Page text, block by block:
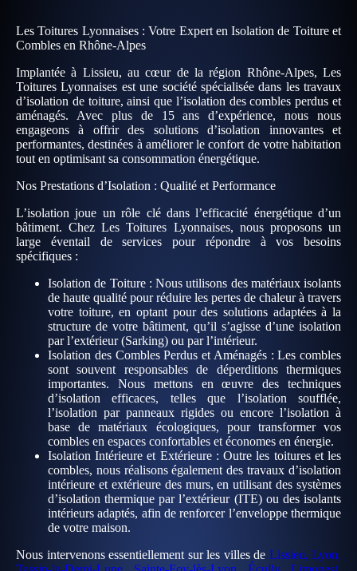
Les Toitures Lyonnaises : Votre Expert en Isolation de Toiture et
Combles en Rhône-Alpes
Implantée à Lissieu, au cœur de la région Rhône-Alpes, Les
Toitures Lyonnaises est une société spécialisée dans les travaux
d’isolation de toiture, ainsi que l’isolation des combles perdus et
aménagés. Avec plus de 15 ans d’expérience, nous nous
engageons à offrir des solutions d’isolation innovantes et
performantes, destinées à améliorer le confort de votre habitation
tout en optimisant sa consommation énergétique.
Nos Prestations d’Isolation : Qualité et Performance
L’isolation joue un rôle clé dans l’efficacité énergétique d’un
bâtiment. Chez Les Toitures Lyonnaises, nous proposons un
large éventail de services pour répondre à vos besoins
spécifiques :
Isolation de Toiture: Nous utilisons des matériaux isolants
de haute qualité pour réduire les pertes de chaleur à travers
votre toiture, en optant pour des solutions adaptées à la
structure de votre bâtiment, qu’il s’agisse d’une isolation
par l’extérieur (Sarking) ou par l’intérieur.
Isolation des Combles Perdus et Aménagés: Les combles
sont souvent responsables de déperditions thermiques
importantes. Nous mettons en œuvre des techniques
d’isolation efficaces, telles que l’isolation soufflée,
l’isolation par panneaux rigides ou encore l’isolation à
base de matériaux écologiques, pour transformer vos
combles en espaces confortables et économes en énergie.
Isolation Intérieure et Extérieure: Outre les toitures et les
combles, nous réalisons également des travaux d’isolation
intérieure et extérieure des murs, en utilisant des systèmes
d’isolation thermique par l’extérieur (ITE) ou des isolants
intérieurs adaptés, afin de renforcer l’enveloppe thermique
de votre maison.
Nous intervenons essentiellement sur les villes de Lissieu, Lyon,